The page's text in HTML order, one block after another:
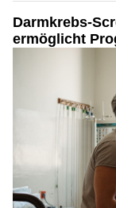
Darmkrebs-
ermöglicht